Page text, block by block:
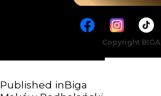
Copyright BIGA
Published inBiga